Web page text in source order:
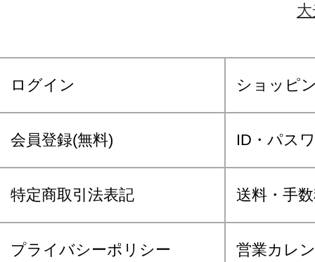
ログイン ショッピ
会員登録(無料) ID・パス
特定商取引法表記 送料・手
プライバシーポリシー 営業カレ